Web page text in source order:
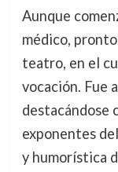
Aunque
médico,
teatro, en el
vocación. Fue
destacándose
exponentes del
y humorística